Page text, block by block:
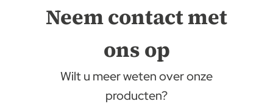
Neem contact met
ons op
Wilt u meer weten over onze
producten?